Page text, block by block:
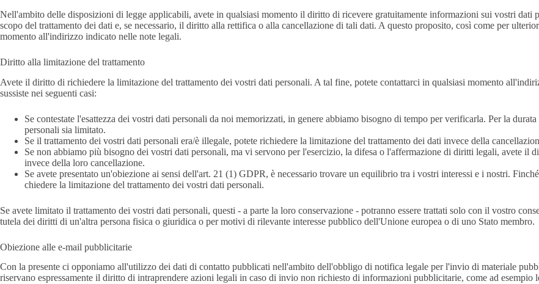
Nell'ambito delle disposizioni di legge applicabili, avete in qualsiasi momento il diritto di ricevere gratuitamente informazioni sui vostri dati
scopo del trattamento dei dati e, se necessario, il diritto alla rettifica o alla cancellazione di tali dati. A questo proposito, così come per
momento all'indirizzo indicato nelle note legali.
Diritto alla limitazione del trattamento
Avete il diritto di richiedere la limitazione del trattamento dei vostri dati personali. A tal fine, potete contattarci in qualsiasi momento
sussiste nei seguenti casi:
Se contestate l'esattezza dei vostri dati personali da noi memorizzati, in genere abbiamo bisogno di tempo per verificarla. Per la
personali sia limitato.
Se il trattamento dei vostri dati personali era/è illegale, potete richiedere la limitazione del trattamento dei dati invece della
Se non abbiamo più bisogno dei vostri dati personali, ma vi servono per l'esercizio, la difesa o l'affermazione di diritti legali, avete il
invece della loro cancellazione.
Se avete presentato un'obiezione ai sensi dell'art. 21 (1) GDPR, è necessario trovare un equilibrio tra i vostri interessi e i nostri.
chiedere la limitazione del trattamento dei vostri dati personali.
Se avete limitato il trattamento dei vostri dati personali, questi - a parte la loro conservazione - potranno essere trattati solo con il vostro
tutela dei diritti di un'altra persona fisica o giuridica o per motivi di rilevante interesse pubblico dell'Unione europea o di uno Stato membro.
Obiezione alle e-mail pubblicitarie
Con la presente ci opponiamo all'utilizzo dei dati di contatto pubblicati nell'ambito dell'obbligo di notifica legale per l'invio di materiale
riservano espressamente il diritto di intraprendere azioni legali in caso di invio non richiesto di informazioni pubblicitarie, come ad esempio